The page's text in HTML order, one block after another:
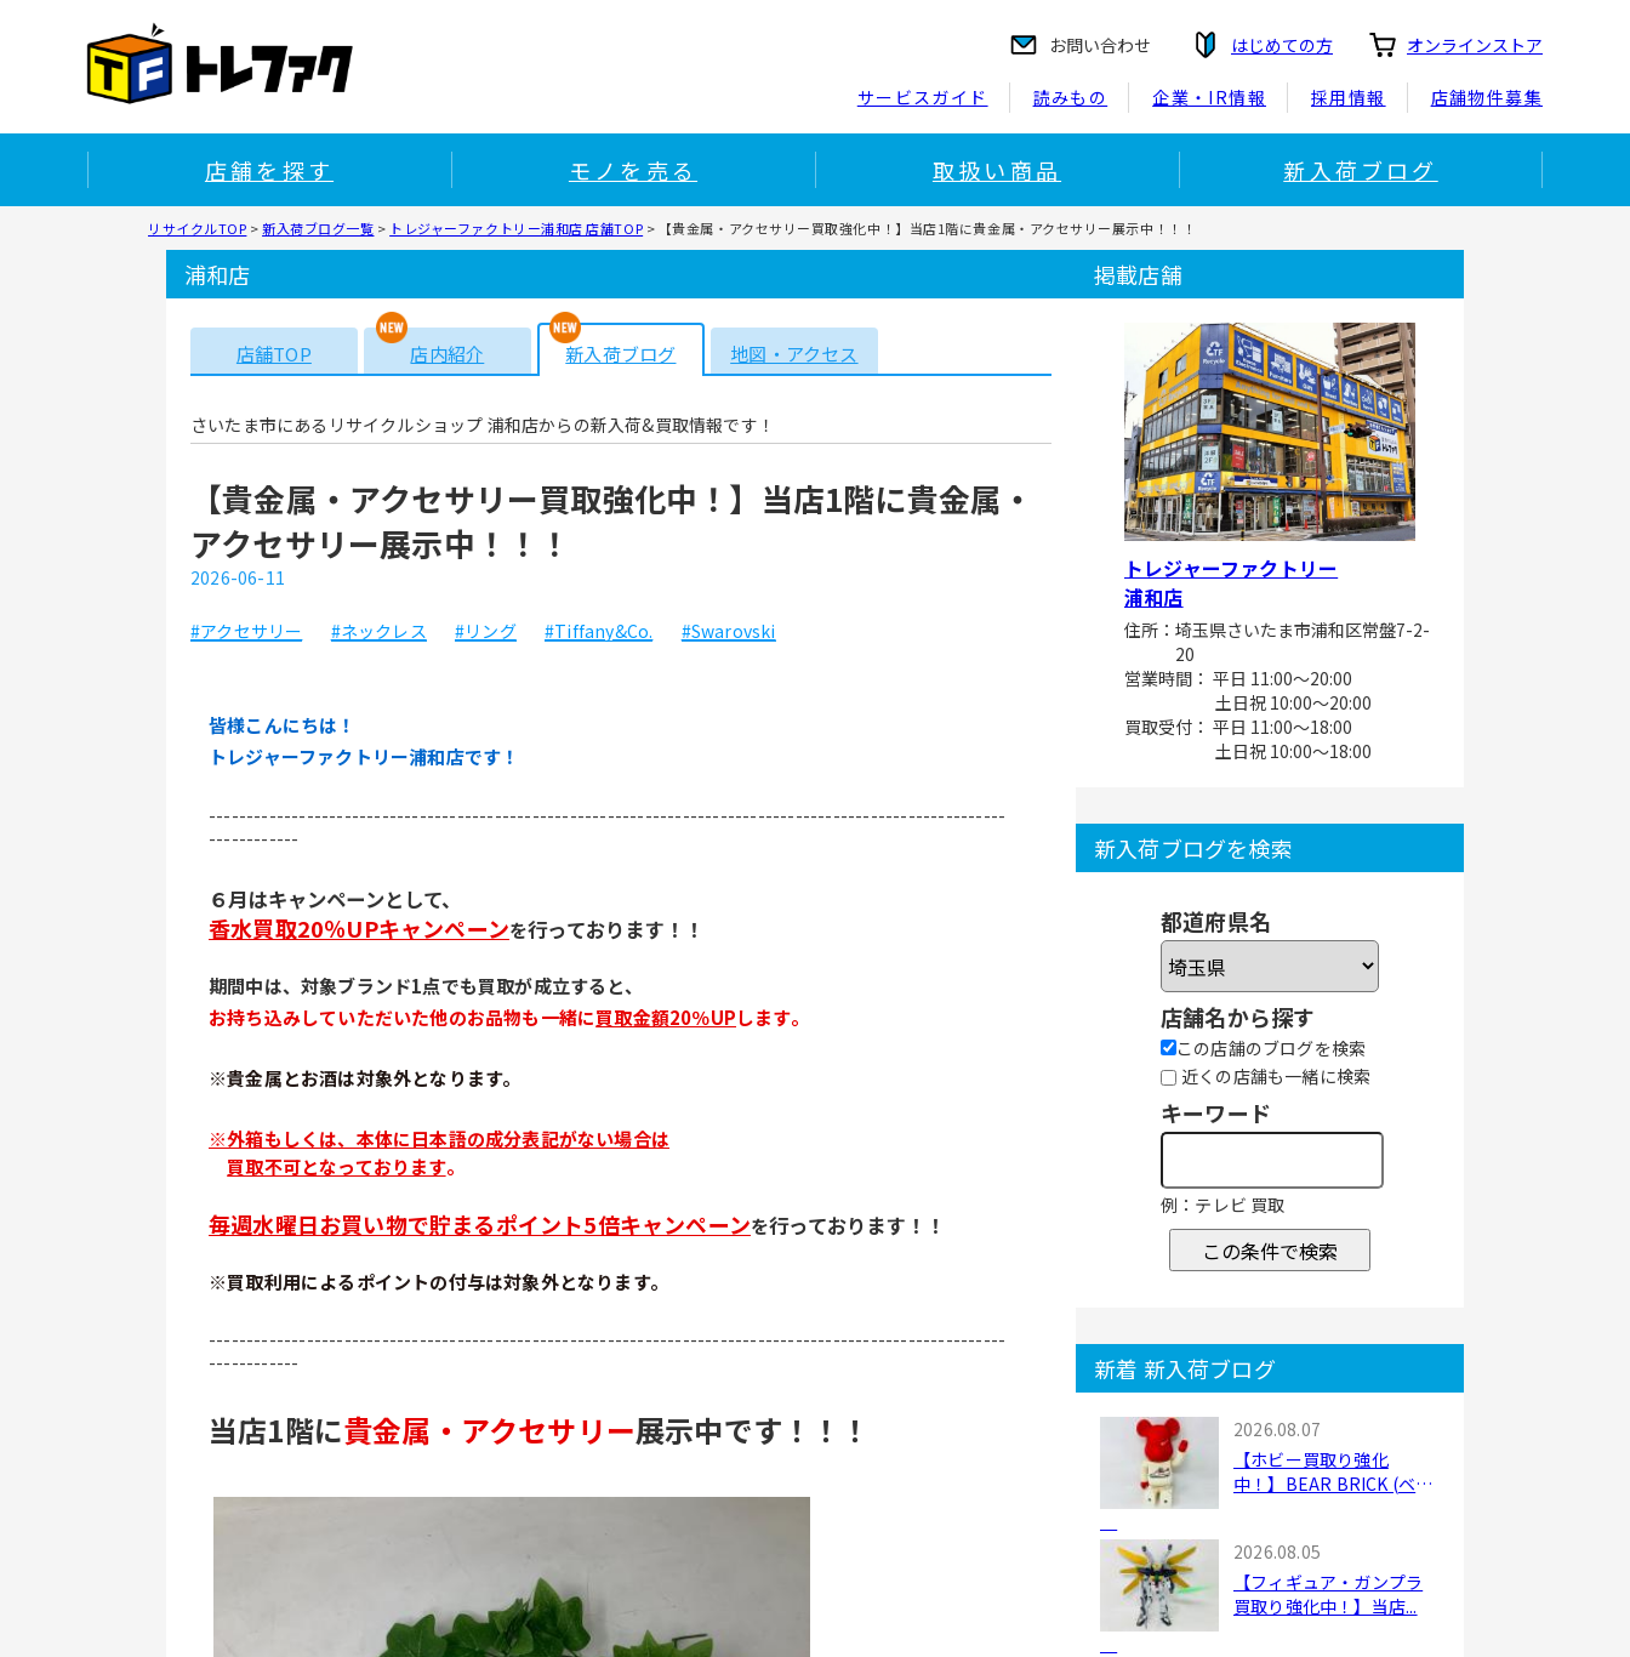
お問い合わせ はじめての方 オンラインストア
サービスガイド 読みもの 企業・IR情報 採用情報 店舗物件募集
店舗を探す モノを売る 取扱い商品 新入荷ブログ
リサイクルTOP >新入荷ブログ一覧 > トレジャーファクトリー浦和店 店舗TOP > 【貴金属・アクセサリー買取強化中！】当店1階に貴金属・アクセサリー展示中！！！
浦和店
店舗TOP 店内紹介 新入荷ブログ 地図・アクセス
さいたま市にあるリサイクルショップ 浦和店からの新入荷&買取情報です！
【貴金属・アクセサリー買取強化中！】当店1階に貴金属・
アクセサリー展示中！！！
2026-06-11
#アクセサリー #ネックレス #リング #Tiffany&Co. #Swarovski
皆様こんにちは！
トレジャーファクトリー浦和店です！
----------------------------------------------------------------------------------------------------------
------------
６月はキャンペーンとして、
香水買取20％UPキャンペーンを行っております！！
期間中は、対象ブランド1点でも買取が成立すると、
お持ち込みしていただいた他のお品物も一緒に買取金額20％UPします。
※貴金属とお酒は対象外となります。
※外箱もしくは、本体に日本語の成分表記がない場合は
買取不可となっております。
毎週水曜日お買い物で貯まるポイント5倍キャンペーンを行っております！！
※買取利用によるポイントの付与は対象外となります。
----------------------------------------------------------------------------------------------------------
------------
当店1階に貴金属・アクセサリー展示中です！！！
掲載店舗
トレジャーファクトリー
浦和店
住所：埼玉県さいたま市浦和区常盤7-2-
20
営業時間： 平日 11:00～20:00
土日祝 10:00～20:00
買取受付： 平日 11:00～18:00
土日祝 10:00～18:00
新入荷ブログを検索
都道府県名
店舗名から探す
この店舗のブログを検索
近くの店舗も一緒に検索
キーワード
例：テレビ 買取
この条件で検索
新着 新入荷ブログ
2026.08.07
【ホビー買取り強化
中！】BEAR BRICK (ベア
2026.08.05
【フィギュア・ガンプラ
買取り強化中！】当店...